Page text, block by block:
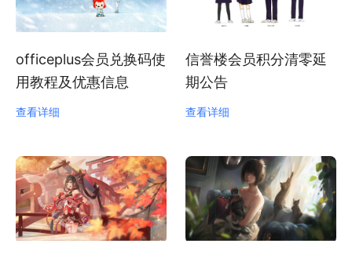
officeplus会员兑换码使
用教程及优惠信息
查看详细
信誉楼会员积分清零延
期公告
查看详细